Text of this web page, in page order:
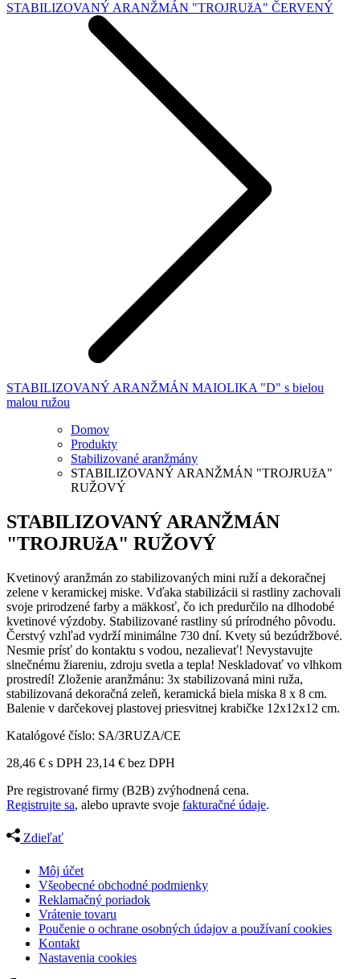
STABILIZOVANÝ ARANŽMÁN "TROJRUžA" ČERVENÝ
STABILIZOVANÝ ARANŽMÁN MAIOLIKA "D" s bielou
malou ružou
Domov
Produkty
Stabilizované aranžmány
STABILIZOVANÝ ARANŽMÁN "TROJRUžA"
RUŽOVÝ
STABILIZOVANÝ ARANŽMÁN
"TROJRUžA" RUŽOVÝ
Kvetinový aranžmán zo stabilizovaných mini ruží a dekoračnej
zelene v keramickej miske. Vďaka stabilizácii si rastliny zachovali
svoje prirodzené farby a mäkkosť, čo ich predurčilo na dlhodobé
kvetinové výzdoby. Stabilizované rastliny sú prírodného pôvodu.
Čerstvý vzhľad vydrží minimálne 730 dní. Kvety sú bezúdržbové.
Nesmie prísť do kontaktu s vodou, nezalievať! Nevystavujte
slnečnému žiareniu, zdroju svetla a tepla! Neskladovať vo vlhkom
prostredí! Zloženie aranžmánu: 3x stabilizovaná mini ruža,
stabilizovaná dekoračná zeleň, keramická biela miska 8 x 8 cm.
Balenie v darčekovej plastovej priesvitnej krabičke 12x12x12 cm.
Katalógové číslo: SA/3RUZA/CE
28,46 € s DPH 23,14 € bez DPH
Pre registrované firmy (B2B) zvýhodnená cena.
Registrujte sa, alebo upravte svoje fakturačné údaje.
Zdieľať
Môj účet
Všeobecné obchodné podmienky
Reklamačný poriadok
Vrátenie tovaru
Poučenie o ochrane osobných údajov a používaní cookies
Kontakt
Nastavenia cookies